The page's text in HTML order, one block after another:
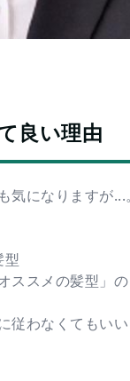
良い理由
になりますが
型
スメの髪型」の
わなくてもいい